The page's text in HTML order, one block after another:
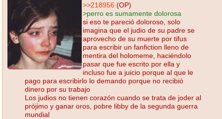
>>218956 (OP)
>perro es sumamente dolorosa
si eso te pareció doloroso, solo
imagina que el judio de su padre se
aprovecho de su muerte por tifus
para escribir un fanfiction lleno de
mentira del holomeme, haciéndolo
pasar que fue escrito por ella y
incluso fue a juicio porque al que le
pago para escribirlo lo demando porque no recibió
dinero por su trabajo
Los judios no tienen corazón cuando se trata de joder al
prójimo y ganar oros, pobre libby de la segunda guerra
mundial